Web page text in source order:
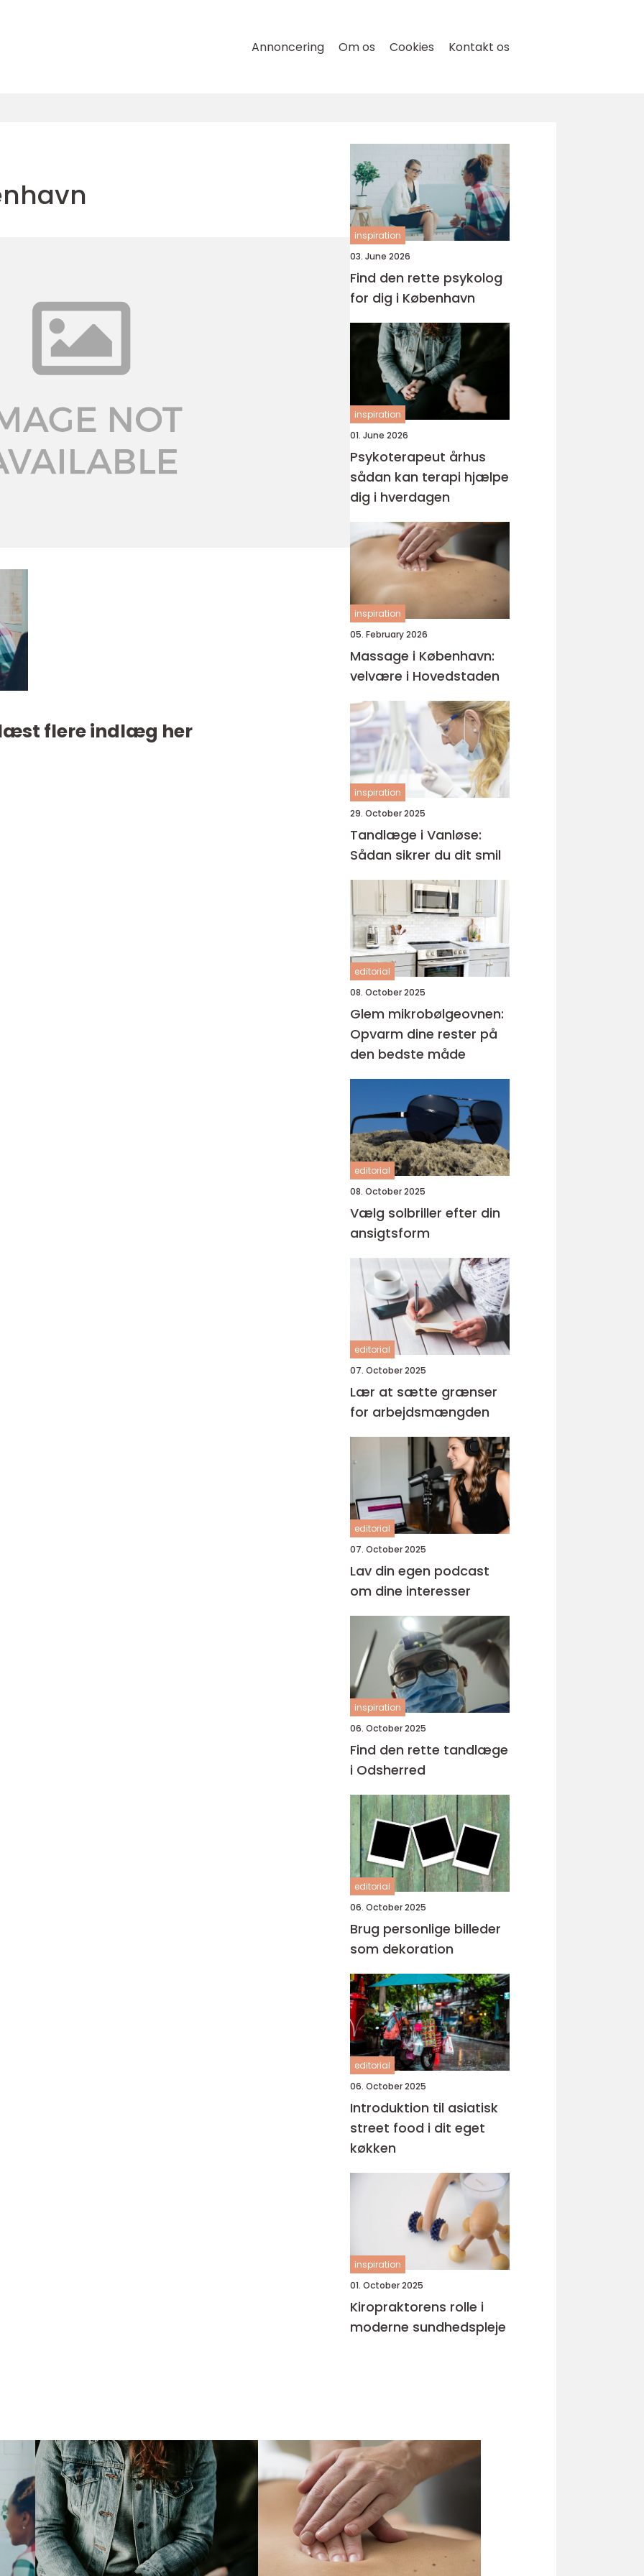
Annoncering Om os Cookies Kontakt os
flere indlæg her
inspiration
03. June 2026
Find den rette psykolog
for dig i København
inspiration
01. June 2026
Psykoterapeut århus
sådan kan terapi hjælpe
dig i hverdagen
inspiration
05. February 2026
Massage i København:
velvære i Hovedstaden
inspiration
29. October 2025
Tandlæge i Vanløse:
Sådan sikrer du dit smil
editorial
08. October 2025
Glem mikrobølgeovnen:
Opvarm dine rester på
den bedste måde
editorial
08. October 2025
Vælg solbriller efter din
ansigtsform
editorial
07. October 2025
Lær at sætte grænser
for arbejdsmængden
editorial
07. October 2025
Lav din egen podcast
om dine interesser
inspiration
06. October 2025
Find den rette tandlæge
i Odsherred
editorial
06. October 2025
Brug personlige billeder
som dekoration
editorial
06. October 2025
Introduktion til asiatisk
street food i dit eget
køkken
inspiration
01. October 2025
Kiropraktorens rolle i
moderne sundhedspleje